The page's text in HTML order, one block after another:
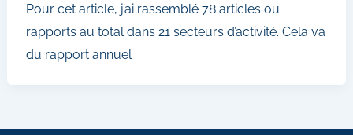
Pour cet article, j’ai rassemblé 78 articles ou
rapports au total dans 21 secteurs d’activité. Cela va
du rapport annuel